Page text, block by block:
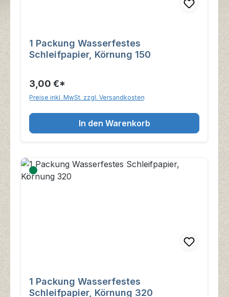
1 Packung Wasserfestes
Schleifpapier, Körnung 150
3,00 €*
Preise inkl. MwSt. zzgl. Versandkosten
In den Warenkorb
1 Packung Wasserfestes
Schleifpapier, Körnung 320